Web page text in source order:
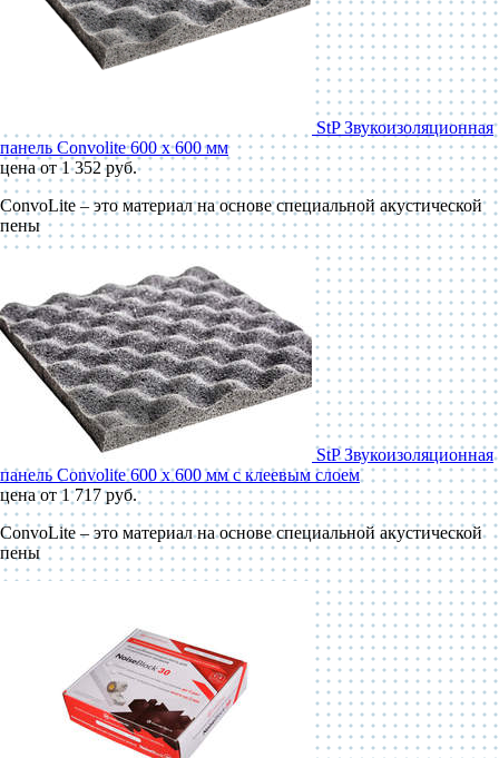
StP Звукоизоляционная
панель Convolite 600 x 600 мм
цена от 1 352 руб.
ConvoLite – это материал на основе специальной акустической
пены
StP Звукоизоляционная
панель Convolite 600 x 600 мм с клеевым слоем
цена от 1 717 руб.
ConvoLite – это материал на основе специальной акустической
пены